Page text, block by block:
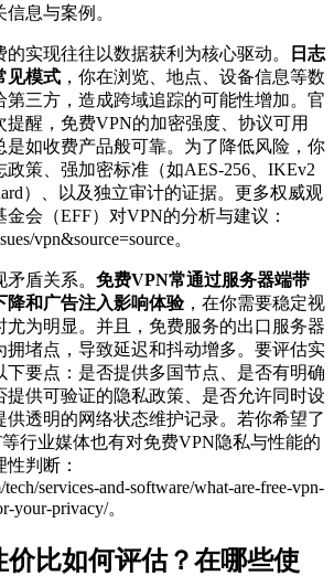
息与案例。
实现往往以数据获利为核心驱动。
日志
见模式 ，你在浏览、地点、设备信息等数
第三方，造成跨域追踪的可能性增加。官
提醒，免费VPN的加密强度、协议可用
是如收费产品般可靠。为了降低风险，你
政策、强加密标准（如AES-256、IKEv2
）、以及独立审计的证据。更多权威观
会（EFF）对VPN的分析与建议：
vpn&source=source。
盾关系。 免费VPN常通过服务器端带
降和广告注入影响体验，在你需要稳定视
尤为明显。并且，免费服务的出口服务器
拥堵点，导致延迟和抖动增多。要评估实
下要点：是否提供多国节点、是否有明确
提供可验证的隐私政策、是否允许同时设
供透明的网络状态维护记录。若你希望了
行业媒体也有对免费VPN隐私与性能的
判断：
services-and-software/what-are-free-vpn-
your-privacy/。
价比如何评估？在哪些使